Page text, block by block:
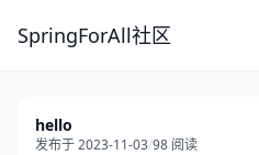
SpringForAll社区
hello
发布于 2023-11-03/98 阅读